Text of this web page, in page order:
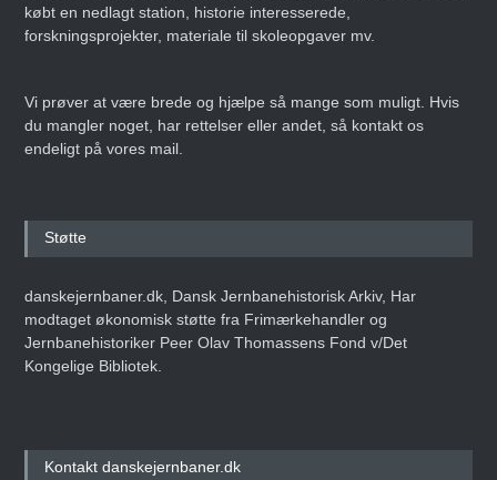
købt en nedlagt station, historie interesserede,
forskningsprojekter, materiale til skoleopgaver mv.
Vi prøver at være brede og hjælpe så mange som muligt. Hvis
du mangler noget, har rettelser eller andet, så kontakt os
endeligt på vores mail.
Støtte
danskejernbaner.dk, Dansk Jernbanehistorisk Arkiv, Har
modtaget økonomisk støtte fra Frimærkehandler og
Jernbanehistoriker Peer Olav Thomassens Fond v/Det
Kongelige Bibliotek.
Kontakt danskejernbaner.dk